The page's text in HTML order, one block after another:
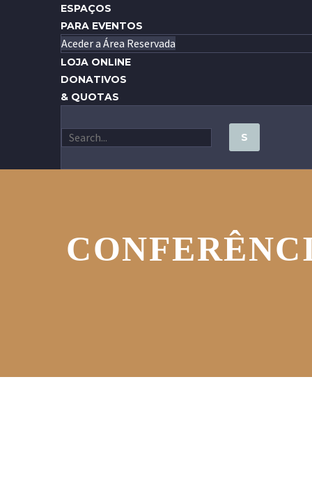
ESPAÇOS
PARA EVENTOS
Aceder a Área Reservada
LOJA ONLINE
DONATIVOS
& QUOTAS